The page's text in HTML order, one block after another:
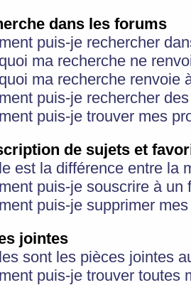
dans les forums
puis-je rechercher
ma recherche ne
ma recherche renvoie
puis-je rechercher
puis-je trouver mes
de sujets et
est la différence entre la
puis-je souscrire à
puis-je supprimer
jointes
sont les pièces jointes
puis-je trouver toutes